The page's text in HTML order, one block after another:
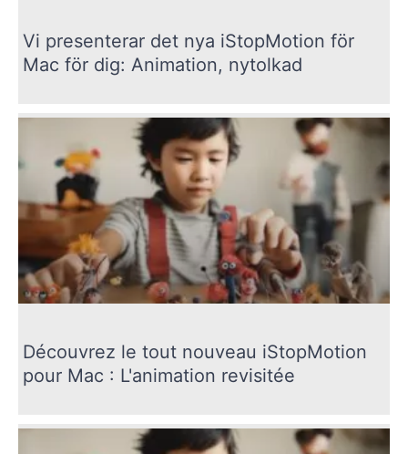
Vi presenterar det nya iStopMotion för
Mac för dig: Animation, nytolkad
Découvrez le tout nouveau iStopMotion
pour Mac : L'animation revisitée